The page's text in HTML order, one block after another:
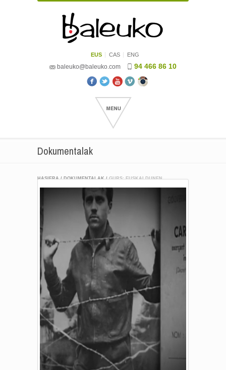
EUS CAS ENG
baleuko@baleuko.com 94 466 86 10
Dokumentalak
HASIERA/DOKUMENTALAK/GURS: EUSKALDUNEN